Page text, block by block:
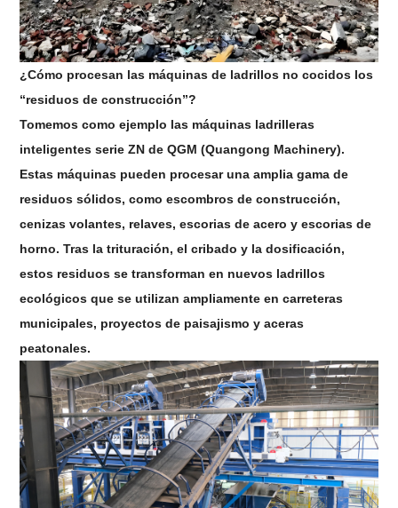
¿Cómo procesan las máquinas de ladrillos no cocidos los
“residuos de construcción”?
Tomemos como ejemplo las máquinas ladrilleras
inteligentes serie ZN de QGM (Quangong Machinery).
Estas máquinas pueden procesar una amplia gama de
residuos sólidos, como escombros de construcción,
cenizas volantes, relaves, escorias de acero y escorias de
horno. Tras la trituración, el cribado y la dosificación,
estos residuos se transforman en nuevos ladrillos
ecológicos que se utilizan ampliamente en carreteras
municipales, proyectos de paisajismo y aceras
peatonales.